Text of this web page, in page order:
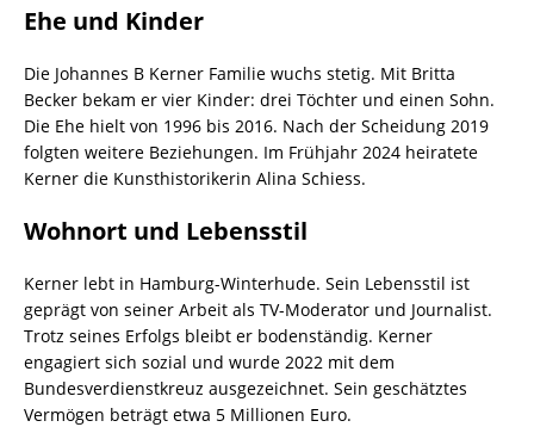
Ehe und Kinder
Die Johannes B Kerner Familie wuchs stetig. Mit Britta
Becker bekam er vier Kinder: drei Töchter und einen Sohn.
Die Ehe hielt von 1996 bis 2016. Nach der Scheidung 2019
folgten weitere Beziehungen. Im Frühjahr 2024 heiratete
Kerner die Kunsthistorikerin Alina Schiess.
Wohnort und Lebensstil
Kerner lebt in Hamburg-Winterhude. Sein Lebensstil ist
geprägt von seiner Arbeit als TV-Moderator und Journalist.
Trotz seines Erfolgs bleibt er bodenständig. Kerner
engagiert sich sozial und wurde 2022 mit dem
Bundesverdienstkreuz ausgezeichnet. Sein geschätztes
Vermögen beträgt etwa 5 Millionen Euro.